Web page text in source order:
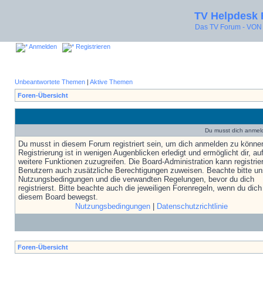
TV Helpdesk
Das TV Forum -
Anmelden Registrieren
Unbeantwortete Themen | Aktive Themen
Foren-Übersicht
Du musst dich
Du musst in diesem Forum registriert sein, um dich anmelden zu
Registrierung ist in wenigen Augenblicken erledigt und ermöglicht dir, auf
weitere Funktionen zuzugreifen. Die Board-Administration kann
Benutzern auch zusätzliche Berechtigungen zuweisen. Beachte bitte
Nutzungsbedingungen und die verwandten Regelungen, bevor du dich
registrierst. Bitte beachte auch die jeweiligen Forenregeln, wenn du
diesem Board bewegst.
Nutzungsbedingungen| Datenschutzrichtlinie
Foren-Übersicht